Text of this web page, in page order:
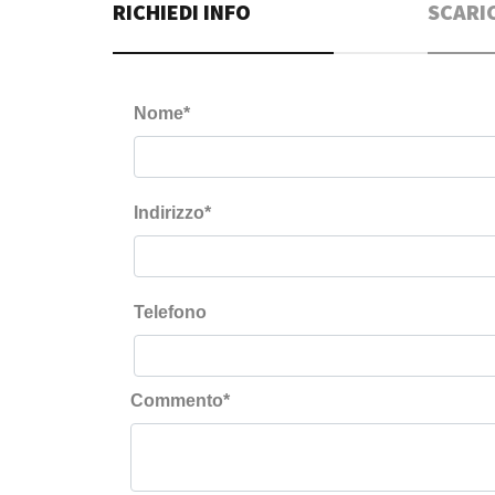
RICHIEDI INFO